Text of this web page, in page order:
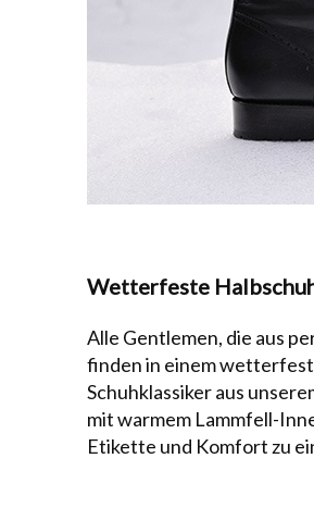
Wetterfeste
Alle Gentlemen, die aus
finden in einem
Schuhklassikeraus
mit warmem Lammfell-
Etikette und Komfort zu